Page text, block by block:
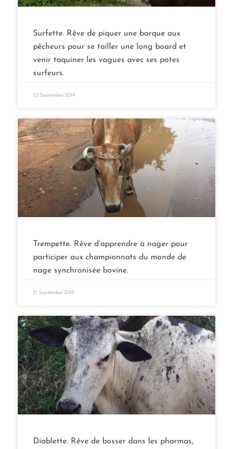
Surfette. Rêve de piquer une barque aux
pêcheurs pour se tailler une long board et
venir taquiner les vagues avec ses potes
surfeurs.
23 September 2019
Trempette. Rêve d’apprendre à nager pour
participer aux championnats du monde de
nage synchronisée bovine.
21 September 2019
Diablette. Rêve de bosser dans les pharmas,